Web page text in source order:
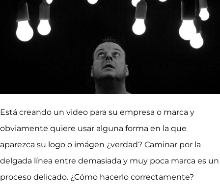
Está creando un video para su empresa o marca y
obviamente quiere usar alguna forma en la que
aparezca su logo o imágen ¿verdad? Caminar por la
delgada línea entre demasiada y muy poca marca es un
proceso delicado. ¿Cómo hacerlo correctamente?